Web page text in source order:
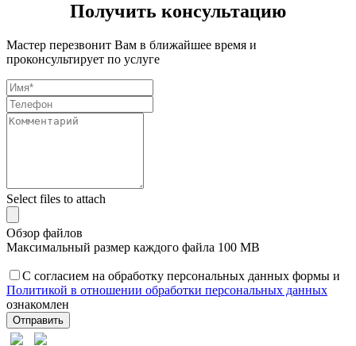
Получить консультацию
Мастер перезвонит Вам в ближайшее время и
проконсультирует по услуге
Select files to attach
Обзор файлов
Максимальный размер каждого файла 100 MB
С согласием на обработку персональных данных формы и
Политикой в отношении обработки персональных данных
ознакомлен
Отправить